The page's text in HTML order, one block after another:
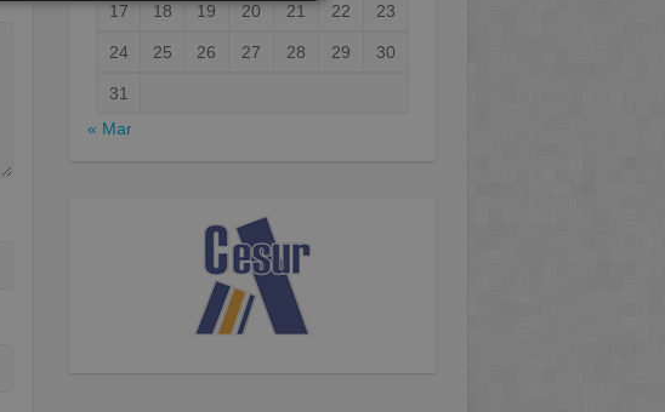
17 18 19 20 21 22 23
24 25 26 27 28 29 30
31
« Mar